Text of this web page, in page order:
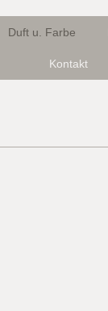
Duft u. Farbe
Kontakt